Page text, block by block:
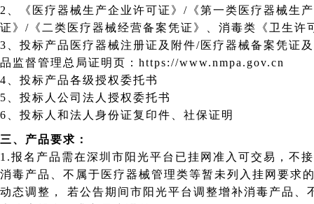
2、《医疗器械生产企业许可证》/《第一类医疗器械生
证》/《二类医疗器械经营备案凭证》、消毒类《卫生许
3、投标产品医疗器械注册证及附件/医疗器械备案凭证
品监督管理总局证明页：https://www.nmpa.gov.cn
4、投标产品各级授权委托书
5、投标人公司法人授权委托书
6、投标人和法人身份证复印件、社保证明
三、产品要求：
1.报名产品需在深圳市阳光平台已挂网准入可交易，不
消毒产品、不属于医疗器械管理类等暂未列入挂网要求的除外。 注：挂网目录根据市
动态调整， 若公告期间市阳光平台调整增补消毒产品